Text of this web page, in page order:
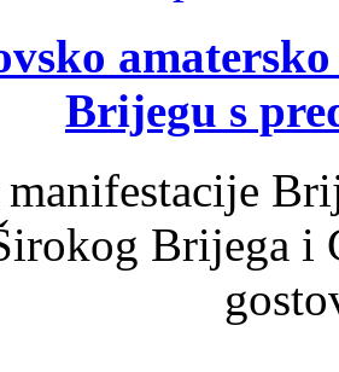
Brijegu s
Brijega